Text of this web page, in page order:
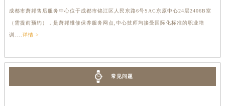
成都市萧邦售后服务中心位于成都市锦江区人民东路6号SAC东原中心24层2406B室
（需提前预约），是萧邦维修保养服务网点,中心技师均接受国际化标准的职业培
训.... 详情 >
常见问题